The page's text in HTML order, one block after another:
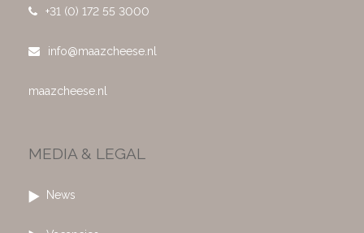
+31 (0) 172 55 3000
info@maazcheese.nl
maazcheese.nl
MEDIA & LEGAL
News